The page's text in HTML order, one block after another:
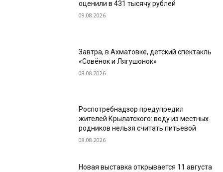
оценили в 431 тысячу рублей
09.08.2026
Завтра, в Ахматовке, детский спектакль
«Совёнок и Лягушонок»
08.08.2026
Роспотребнадзор предупредил
жителей Крылатского: воду из местных
родников нельзя считать питьевой
08.08.2026
Новая выставка открывается 11 августа